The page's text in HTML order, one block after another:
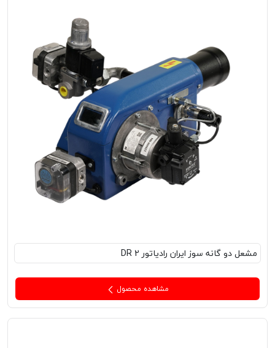
مشعل‌ دو گانه سوز ایران رادیاتور DR 2
مشاهده محصول